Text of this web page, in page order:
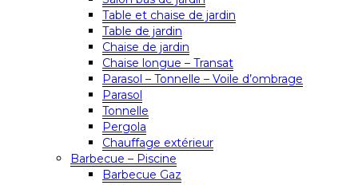
Table et chaise de jardin
Table de jardin
Chaise de jardin
Chaise longue – Transat
Parasol – Tonnelle – Voile d’ombrage
Parasol
Tonnelle
Pergola
Chauffage extérieur
Barbecue – Piscine
Barbecue Gaz